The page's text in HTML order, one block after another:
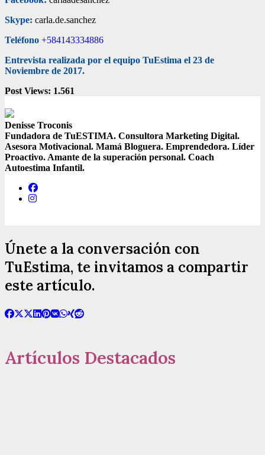
Skype: carla.de.sanchez
Teléfono +584143334886
Entrevista realizada por el equipo TuEstima el 23 de
Noviembre de 2017.
Post Views: 1.561
Denisse Troconis
Fundadora de TuESTIMA. Consultora Marketing Digital.
Asesora Motivacional. Mamá Bloguera. Emprendedora. Líder
Proactivo. Amante de la superación personal. Coach
Autoestima Infantil.
Únete a la conversación con
TuEstima, te invitamos a compartir
este artículo.
Artículos Destacados